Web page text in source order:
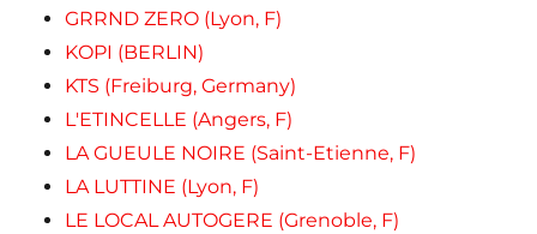
GRRND ZERO (Lyon, F)
KOPI (BERLIN)
KTS (Freiburg, Germany)
L'ETINCELLE (Angers, F)
LA GUEULE NOIRE (Saint-Etienne, F)
LA LUTTINE (Lyon, F)
LE LOCAL AUTOGERE (Grenoble, F)